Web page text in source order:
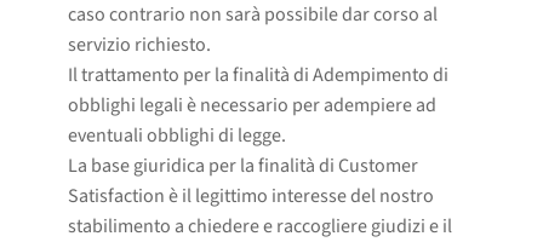
caso contrario non sarà possibile dar corso al
servizio richiesto.
Il trattamento per la finalità di Adempimento di
obblighi legali è necessario per adempiere ad
eventuali obblighi di legge.
La base giuridica per la finalità di Customer
Satisfaction è il legittimo interesse del nostro
stabilimento a chiedere e raccogliere giudizi e il